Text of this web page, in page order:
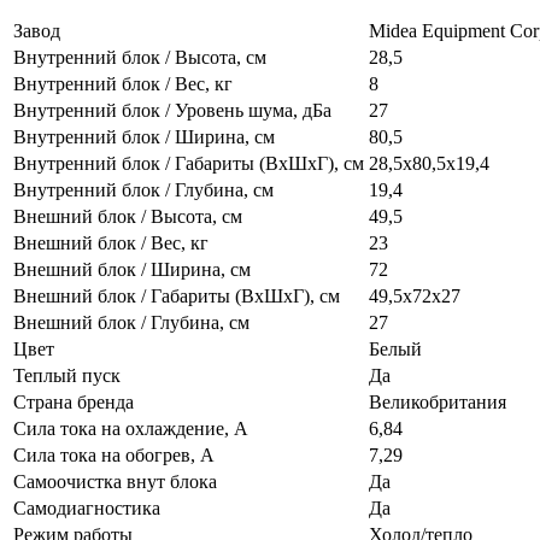
Завод
Midea Equipment
Внутренний блок / Высота, см
28,5
Внутренний блок / Вес, кг
8
Внутренний блок / Уровень шума, дБа
27
Внутренний блок / Ширина, см
80,5
Внутренний блок / Габариты (ВхШхГ), см 28,5х80,5х19,4
Внутренний блок / Глубина, см
19,4
Внешний блок / Высота, см
49,5
Внешний блок / Вес, кг
23
Внешний блок / Ширина, см
72
Внешний блок / Габариты (ВхШхГ), см
49,5х72х27
Внешний блок / Глубина, см
27
Цвет
Белый
Теплый пуск
Да
Страна бренда
Великобритания
Сила тока на охлаждение, А
6,84
Сила тока на обогрев, А
7,29
Самоочистка внут блока
Да
Самодиагностика
Да
Режим работы
Холод/тепло